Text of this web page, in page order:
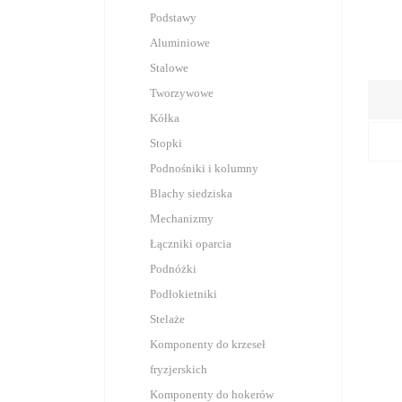
medycznego
Zestawy kołowe do wózków
cateringowych lotniczych
Aparaturowe
Piekarnicze
Przemysłowe
Do wózków sklepowych
Koła
Rolki do paleciaków
Akcesoria montażowe
Podstawy
Aluminiowe
Stalowe
Tworzywowe
Kółka
Stopki
Podnośniki i kolumny
Blachy siedziska
Mechanizmy
Łączniki oparcia
Podnóżki
Podłokietniki
Stelaże
Komponenty do krzeseł
fryzjerskich
Komponenty do hokerów